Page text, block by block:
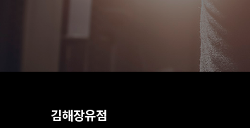
김해장유점